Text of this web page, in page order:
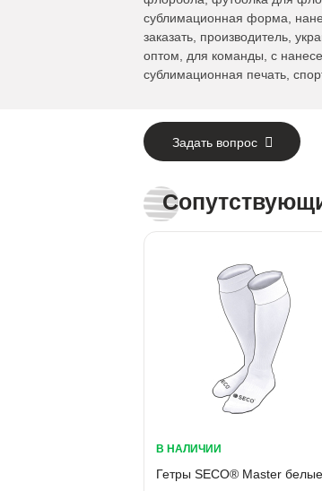
сублимационная форма,
заказать, производитель,
оптом, для команды, с
сублимационная печать,
Задать вопрос
В НАЛИЧИИ
Гетры SECO® Master белые